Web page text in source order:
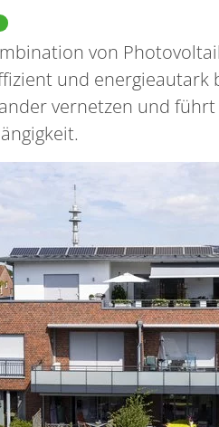
von
und energieautark
vernetzen und